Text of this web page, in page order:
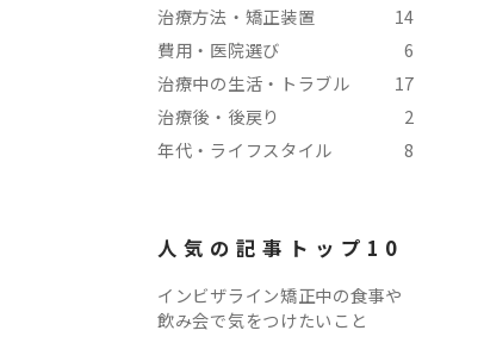
治療方法・矯正装置
14
費用・医院選び
6
治療中の生活・トラブル
17
治療後・後戻り
2
年代・ライフスタイル
8
人気の記事トップ10
インビザライン矯正中の食事や
飲み会で気をつけたいこと